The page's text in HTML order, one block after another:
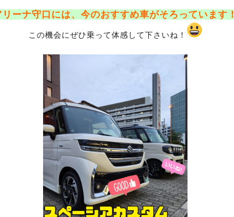
リーナ守口には、今のおすすめ車がそろっています！
この機会にぜひ乗って体感して下さいね！